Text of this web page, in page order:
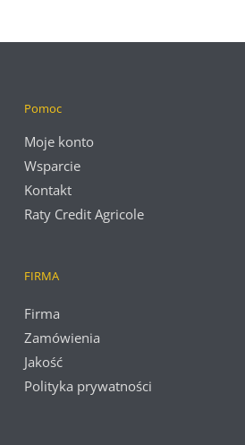
Pomoc
Moje konto
Wsparcie
Kontakt
Raty Credit Agricole
FIRMA
Firma
Zamówienia
Jakość
Polityka prywatności